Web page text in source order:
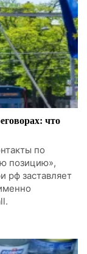
что
по
позицию»,
рф заставляет